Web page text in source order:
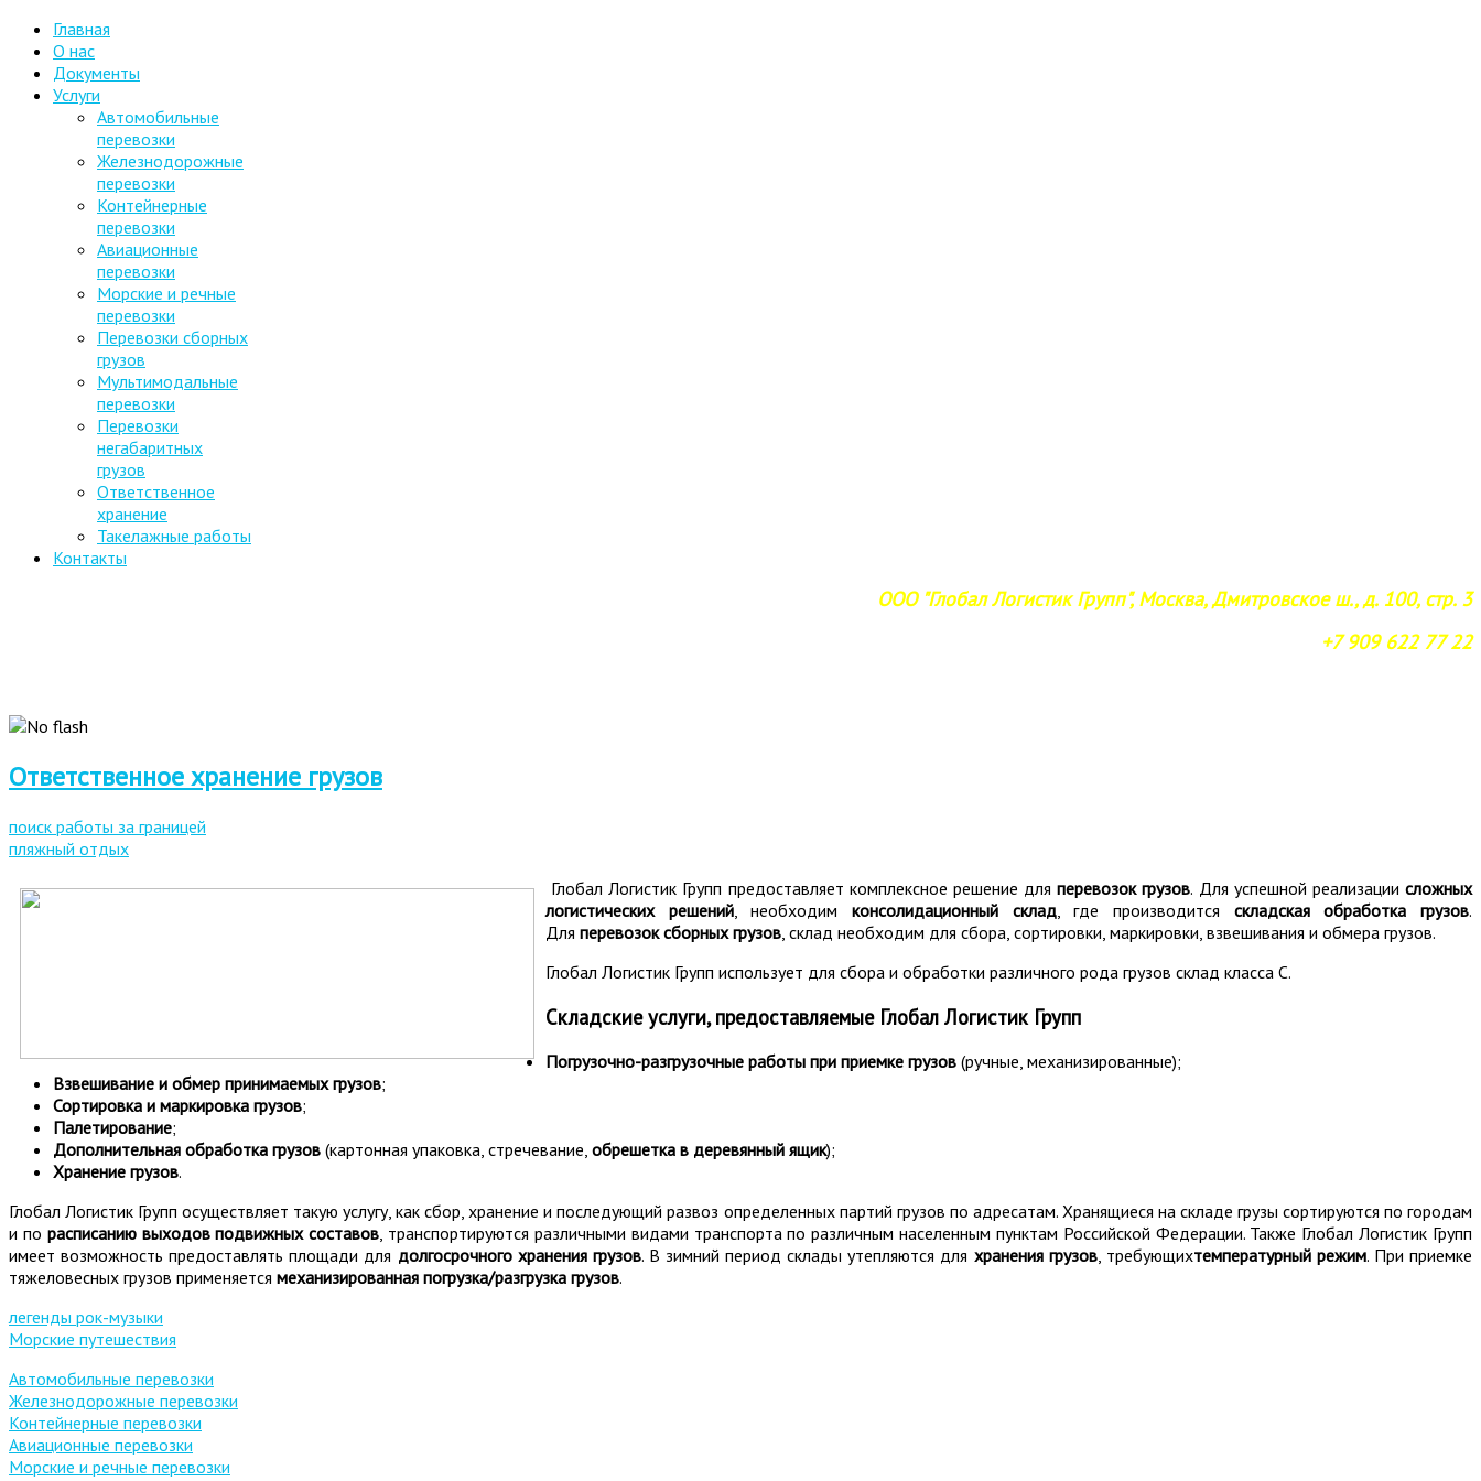
Главная
О нас
Документы
Услуги
Автомобильные
перевозки
Железнодорожные
перевозки
Контейнерные
перевозки
Авиационные
перевозки
Морские и речные
перевозки
Перевозки сборных
грузов
Мультимодальные
перевозки
Перевозки
негабаритных
грузов
Ответственное
хранение
Такелажные работы
Контакты
ООО "Глобал Логистик Групп", Москва, Дмитровское ш., д. 100, стр. 3
+7 909 622 77 22
Ответственное хранение грузов
поиск работы за границей
пляжный отдых
Глобал Логистик Групп предоставляет комплексное решение дляперевозок грузов. Для успешной реализациисложных
логистических решений, необходимконсолидационный склад, где производится складская обработка грузов.
Для перевозок сборных грузов , склад необходим для сбора, сортировки, маркировки, взвешивания и обмера грузов.
Глобал Логистик Групп использует для сбора и обработки различного рода грузов склад класса С.
Складские услуги, предоставляемые Глобал Логистик Групп
Погрузочно-разгрузочные работы при приемке грузов (ручные, механизированные);
Взвешивание и обмер принимаемых грузов;
Сортировка и маркировка грузов;
Палетирование;
Дополнительная обработка грузов (картонная упаковка, стречевание, обрешетка в деревянный ящик);
Хранение грузов.
Глобал Логистик Групп осуществляет такую услугу, как сбор, хранение и последующий развоз определенных партий грузов по адресатам. Хранящиеся на складе грузы сортируются по городам
и по расписанию выходов подвижных составов, транспортируются различными видами транспорта по различным населенным пунктам Российской Федерации. Также Глобал Логистик Групп
имеет возможность предоставлять площади для долгосрочного хранения грузов. В зимний период склады утепляются для хранения грузов, требующихтемпературный режим. При приемке
тяжеловесных грузов применяется механизированная погрузка/разгрузка грузов.
легенды рок-музыки
Морские путешествия
Автомобильные перевозки
Железнодорожные перевозки
Контейнерные перевозки
Авиационные перевозки
Морские и речные перевозки